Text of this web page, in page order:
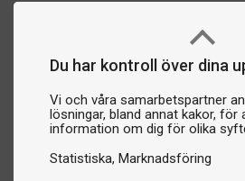
Du har kontroll över dina
Vi och våra samarbetspartner
lösningar, bland annat kakor, för
information om dig för olika
Statistiska Marknadsföring